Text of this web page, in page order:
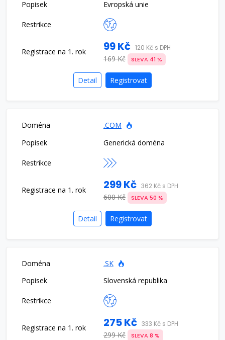
Evropská unie
99 Kč 120 Kč s DPH
169 Kč SLEVA 41 %
Detail Registrovat
.COM
Generická doména
299 Kč 362 Kč s DPH
600 Kč SLEVA 50 %
Detail Registrovat
.SK
Slovenská republika
275 Kč 333 Kč s DPH
299 Kč SLEVA 8 %